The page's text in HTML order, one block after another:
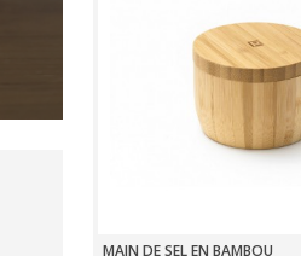
MAIN DE SEL EN BAMBOU